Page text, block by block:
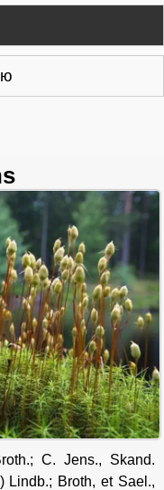
С. Jens., Skand.
Lindb.; Broth, et Sael.,